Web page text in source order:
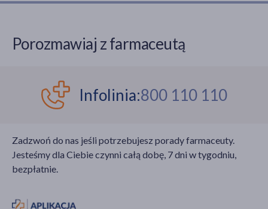
coraz częściej zwracają
w tym wymagającym
dyskutowanych
związków w kontekście
kolagen, czyli główne
białko tkanki łącznej.
Porozmawiaj z farmaceutą
Infolinia:800 110 110
Zadzwoń do nas jeśli potrzebujesz porady farmaceuty.
Jesteśmy dla Ciebie czynni całą dobę, 7 dni w tygodniu,
bezpłatnie.